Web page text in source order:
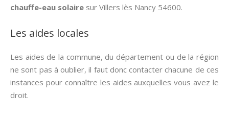
chauffe-eau solaire sur Villers lès Nancy 54600.
Les aides locales
Les aides de la commune, du département ou de la région
ne sont pas à oublier, il faut donc contacter chacune de ces
instances pour connaître les aides auxquelles vous avez le
droit.